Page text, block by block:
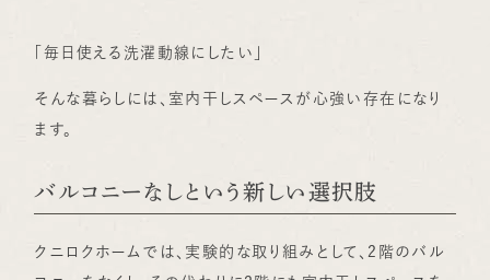
「毎日使える洗濯動線にしたい」
そんな暮らしには、室内干しスペースが心強い存在になり
ます。
バルコニーなしという新しい選択肢
クニロクホームでは、実験的な取り組みとして、2階のバル